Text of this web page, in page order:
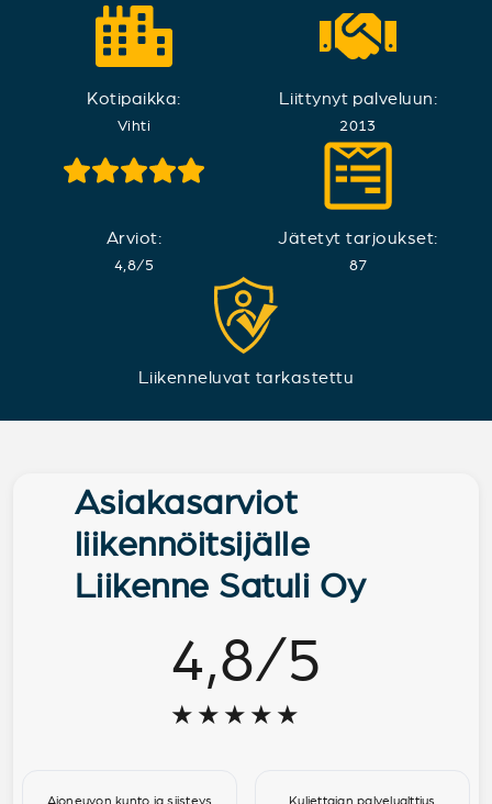
Kotipaikka:
Vihti
Liittynyt palveluun:
2013
Arviot:
4,8/5
Jätetyt tarjoukset:
87
Liikenneluvat tarkastettu
4,8/5
★★★★★
Asiakasarviot
liikennöitsijälle
Liikenne Satuli Oy
Ajoneuvon kunto ja siisteys Kuljettajan palvelualttius